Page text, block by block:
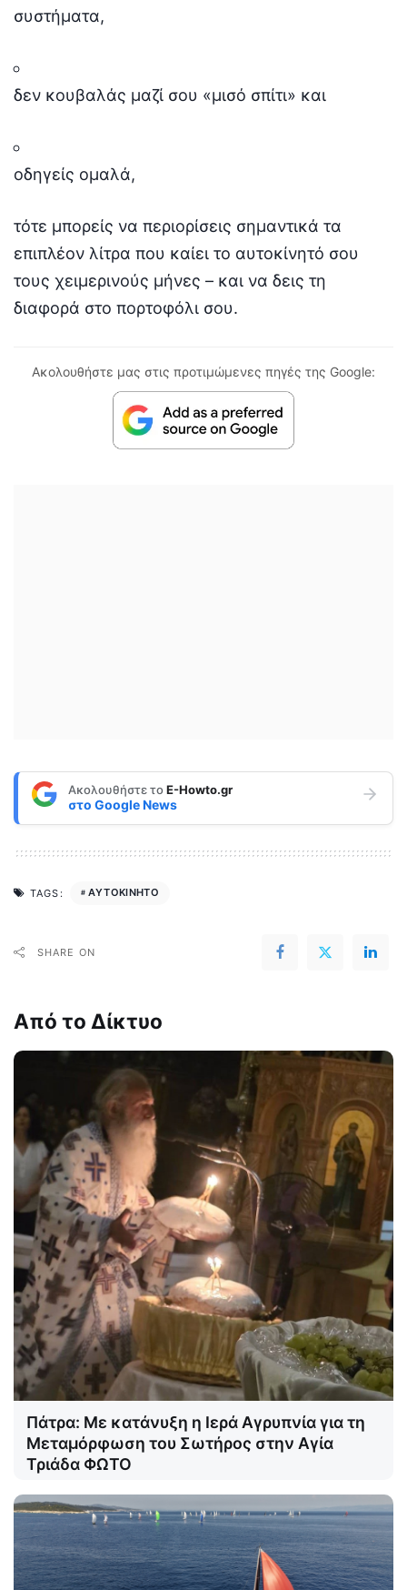
συστήματα,
δεν κουβαλάς μαζί σου «μισό σπίτι» και
οδηγείς ομαλά,
τότε μπορείς να περιορίσεις σημαντικά τα
επιπλέον λίτρα που καίει το αυτοκίνητό σου
τους χειμερινούς μήνες – και να δεις τη
διαφορά στο πορτοφόλι σου.
Ακολουθήστε μας στις προτιμώμενες πηγές της Google:
Ακολουθήστε τοE-Howto.gr
στο Google News
TAGS: ΑΥΤΟΚΙΝΗΤΟ
SHARE ON
Από το Δίκτυο
Πάτρα: Με κατάνυξη η Ιερά Αγρυπνία για τη
Μεταμόρφωση του Σωτήρος στην Αγία
Τριάδα ΦΩΤΟ